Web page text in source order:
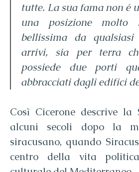
tutte. La sua fama non é
una posizione molto
bellissima da
arrivi, sia per terra
possiede due porti
abbracciati dagli edifici
Così Cicerone descrive la
alcuni secoli dopo la
siracusano, quando
centro della vita